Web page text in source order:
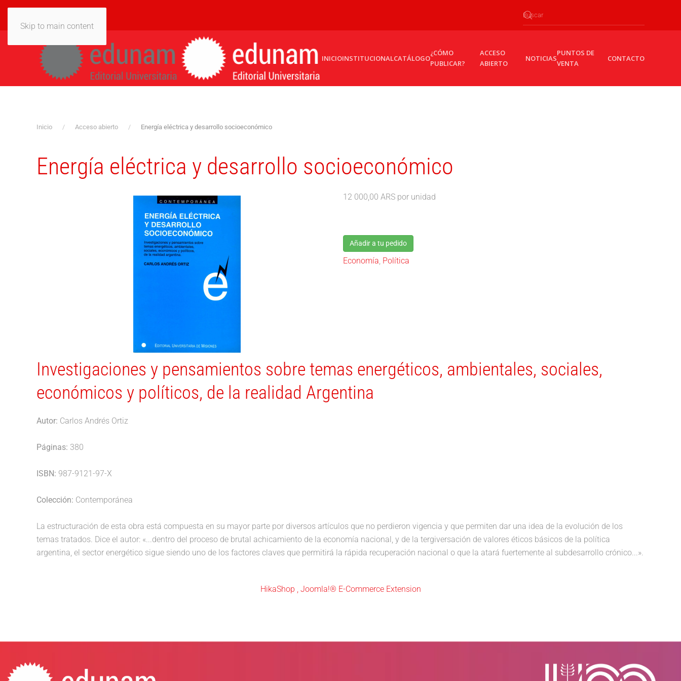
Skip to main content
INICIOINSTITUCIONALCATÁLOGO
¿CÓMO
PUBLICAR?
ACCESO
ABIERTO
NOTICIAS
PUNTOS DE
VENTA
CONTACTO
Inicio Acceso abierto Energía eléctrica y desarrollo socioeconómico
Energía eléctrica y desarrollo socioeconómico
12 000,00 ARS por unidad
Añadir a tu pedido
Economía, Política
Investigaciones y pensamientos sobre temas energéticos, ambientales, sociales,
económicos y políticos, de la realidad Argentina
Autor: Carlos Andrés Ortiz
Páginas: 380
ISBN: 987-9121-97-X
Colección: Contemporánea
La estructuración de esta obra está compuesta en su mayor parte por diversos artículos que no perdieron vigencia y que permiten dar una idea de la evolución de los
temas tratados. Dice el autor: «...dentro del proceso de brutal achicamiento de la economía nacional, y de la tergiversación de valores éticos básicos de la política
argentina, el sector energético sigue siendo uno de los factores claves que permitirá la rápida recuperación nacional o que la atará fuertemente al subdesarrollo crónico...».
HikaShop , Joomla!® E-Commerce Extension